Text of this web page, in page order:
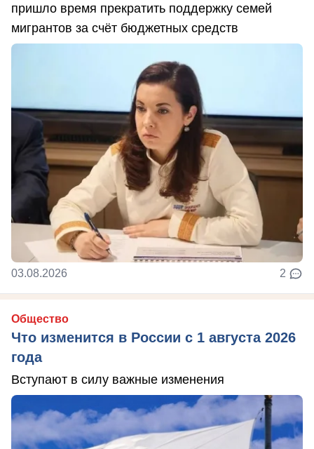
пришло время прекратить поддержку семей
мигрантов за счёт бюджетных средств
03.08.2026 2
Общество
Что изменится в России с 1 августа 2026
года
Вступают в силу важные изменения